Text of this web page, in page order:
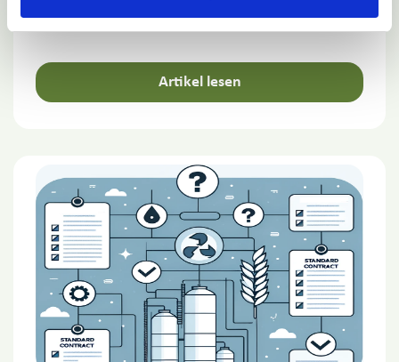
Artikel lesen